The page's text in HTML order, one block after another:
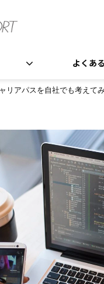
よくあ
リアパスを自社でも考えて